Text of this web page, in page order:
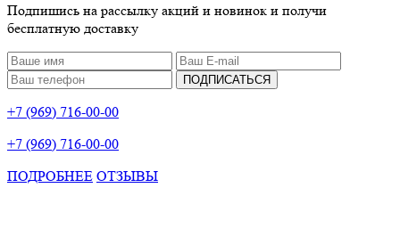
Подпишись на рассылку акций и новинок и получи
бесплатную доставку
ПОДПИСАТЬСЯ
+7 (969) 716-00-00
+7 (969) 716-00-00
ПОДРОБНЕЕ ОТЗЫВЫ